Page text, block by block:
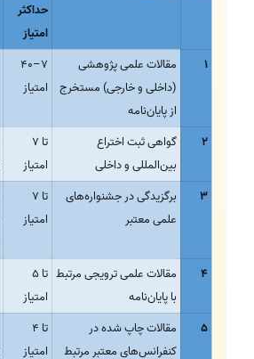
حداکثر
امتیاز
1
مقالات علمی پژوهشی
(داخلی و خارجی) مستخرج
از پایان‌نامه
7–40
امتیاز
2
گواهی ثبت اختراع
بین‌المللی و داخلی
تا 7
امتیاز
3
برگزیدگی در جشنواره‌های
علمی معتبر
تا 7
امتیاز
4
مقالات علمی ترویجی مرتبط
با پایان‌نامه
تا 5
امتیاز
5
مقالات چاپ شده در
کنفرانس‌های معتبر مرتبط
تا 4
امتیاز